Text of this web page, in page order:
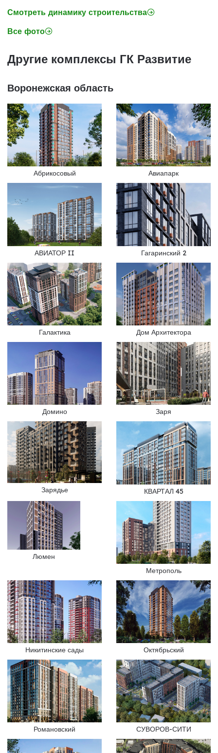
Смотреть динамику строительства
Все фото
Другие комплексы ГК Развитие
Воронежская область
Абрикосовый Авиапарк
АВИАТОР II Гагаринский 2
Галактика Дом Архитектора
Домино Заря
Зарядье КВАРТАЛ 45
Люмен
Метрополь
Никитинские сады Октябрьский
Романовский СУВОРОВ-СИТИ